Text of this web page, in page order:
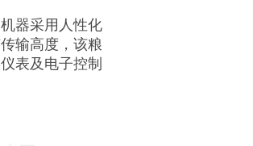
器采用人性化
输高度，该粮
表及电子控制